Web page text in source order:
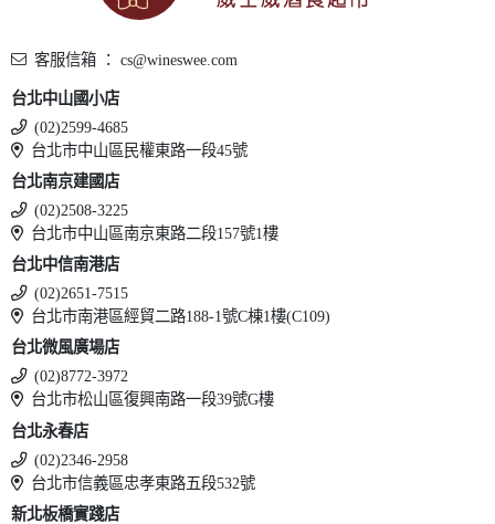
客服信箱 ： cs@wineswee.com
台北中山國小店
(02)2599-4685
台北市中山區民權東路一段45號
台北南京建國店
(02)2508-3225
台北市中山區南京東路二段157號1樓
台北中信南港店
(02)2651-7515
台北市南港區經貿二路188-1號C棟1樓(C109)
台北微風廣場店
(02)8772-3972
台北市松山區復興南路一段39號G樓
台北永春店
(02)2346-2958
台北市信義區忠孝東路五段532號
新北板橋實踐店